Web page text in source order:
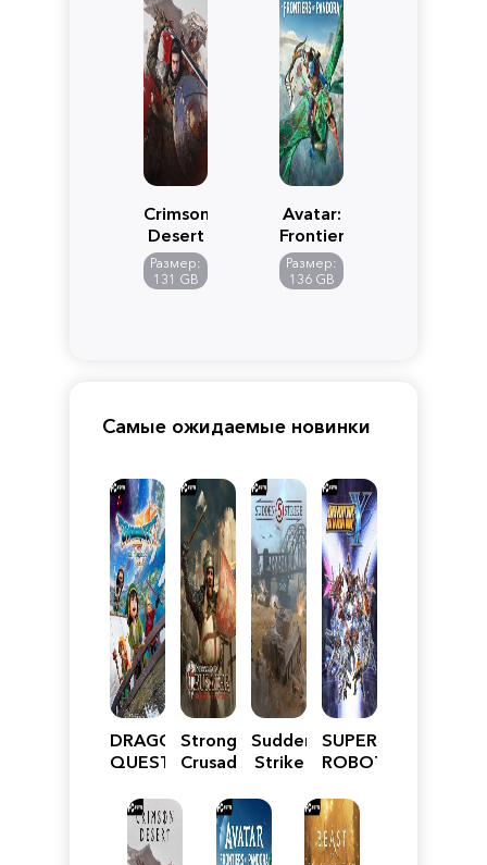
Crimson
Desert
Размер:
131 GB
Avatar:
Frontiers
of
Pandora
Размер:
136 GB
Самые ожидаемые новинки
DRAGON
QUEST
Reimagined
Stronghold
Crusader:
Edition
Sudden
Strike
SUPER
ROBOT
Y